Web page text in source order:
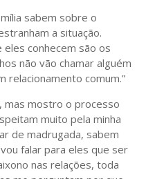
sabem sobre o
a situação.
conhecem são os
não vão chamar alguém
relacionamento comum.”
mas mostro o processo
muito pela minha
de madrugada, sabem
falar para eles que ser
nas relações, toda